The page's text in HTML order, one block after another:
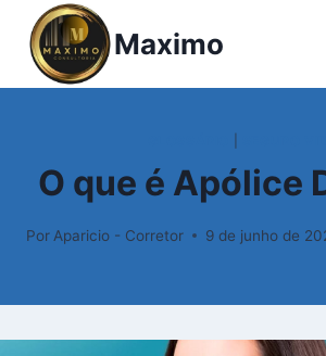
Pular
para
Maximo
O que é Apólice
Por Aparicio - Corretor 9 de junho de